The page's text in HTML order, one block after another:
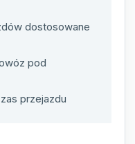
dostosowane
pod
przejazdu